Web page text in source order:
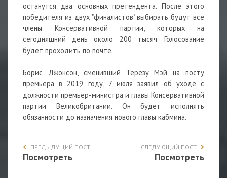
останутся два основных претендента. После этого
победителя из двух "финалистов" выбирать будут все
члены Консервативной партии, которых на
сегодняшний день около 200 тысяч. Голосование
будет проходить по почте.
Борис Джонсон, сменивший Терезу Мэй на посту
премьера в 2019 году, 7 июля заявил об уходе с
должности премьер-министра и главы Консервативной
партии Великобритании. Он будет исполнять
обязанности до назначения нового главы кабмина.
ПРЕДЫДУЩИЙ ПОСТ
Посмотреть
СЛЕДУЮЩИЙ ПОСТ
Посмотреть